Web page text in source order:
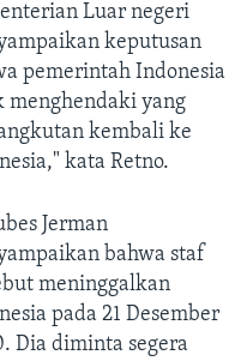
Luar negeri
keputusan
pemerintah Indonesia
menghendaki yang
kembali ke
kata Retno.
Jerman
bahwa staf
meninggalkan
pada 21 Desember
Dia diminta segera